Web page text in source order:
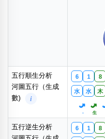
五行順生分析
河圖五行（生成
數)
i
6 1 8
水 水 木
- 生
五行逆生分析
6 1 8